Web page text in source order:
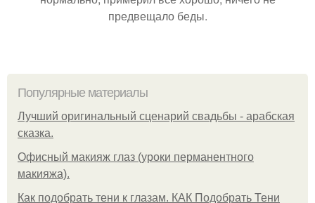
предвещало беды.
Популярные материалы
Лучший оригинальный сценарий свадьбы - арабская
сказка.
Офисный макияж глаз (уроки перманентного
макияжа).
Как подобрать тени к глазам. КАК Подобрать Тени